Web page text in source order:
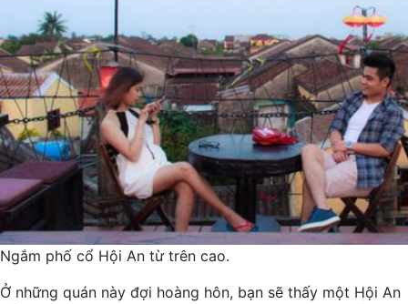
Ngắm phố cổ Hội An từ trên cao.
Ở những quán này đợi hoàng hôn, bạn sẽ thấy một Hội An